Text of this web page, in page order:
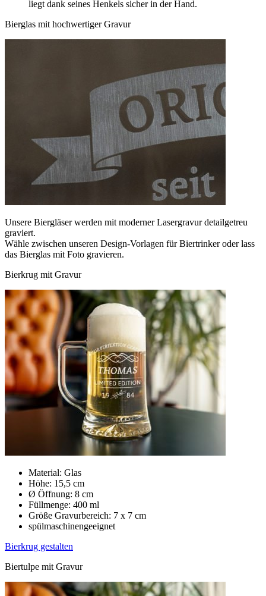
liegt dank seines Henkels sicher in der Hand.
Bierglas mit hochwertiger Gravur
Unsere Biergläser werden mit moderner Lasergravur detailgetreu
graviert.
Wähle zwischen unseren Design-Vorlagen für Biertrinker oder lass
das Bierglas mit Foto gravieren.
Bierkrug mit Gravur
Material: Glas
Höhe: 15,5 cm
Ø Öffnung: 8 cm
Füllmenge: 400 ml
Größe Gravurbereich: 7 x 7 cm
spülmaschinengeeignet
Bierkrug gestalten
Biertulpe mit Gravur